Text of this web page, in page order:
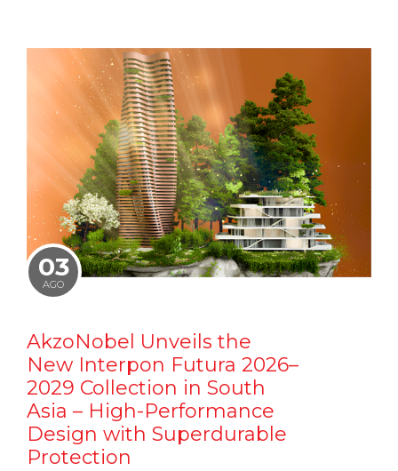
03
AGO
AkzoNobel Unveils the
New Interpon Futura 2026–
2029 Collection in South
Asia – High-Performance
Design with Superdurable
Protection